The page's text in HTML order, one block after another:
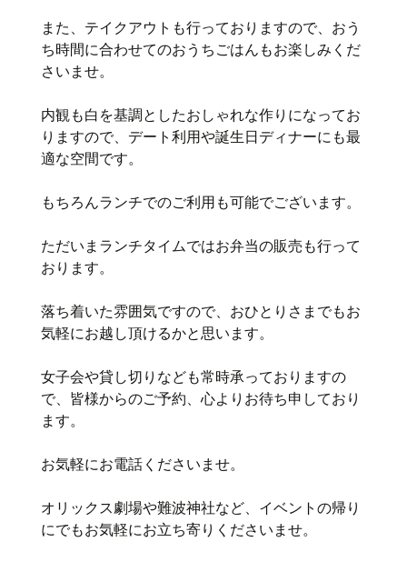
また、テイクアウトも行っておりますので、おう
ち時間に合わせてのおうちごはんもお楽しみくだ
さいませ。
内観も白を基調としたおしゃれな作りになってお
りますので、デート利用や誕生日ディナーにも最
適な空間です。
もちろんランチでのご利用も可能でございます。
ただいまランチタイムではお弁当の販売も行って
おります。
落ち着いた雰囲気ですので、おひとりさまでもお
気軽にお越し頂けるかと思います。
女子会や貸し切りなども常時承っておりますの
で、皆様からのご予約、心よりお待ち申しており
ます。
お気軽にお電話くださいませ。
オリックス劇場や難波神社など、イベントの帰り
にでもお気軽にお立ち寄りくださいませ。